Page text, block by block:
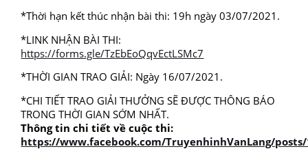
*Thời hạn kết thúc nhận bài thi: 19h ngày 03/07/2021.
*LINK NHẬN BÀI THI:
https://forms.gle/TzEbEoQqvEctLSMc7
*THỜI GIAN TRAO GIẢI: Ngày 16/07/2021.
*CHI TIẾT TRAO GIẢI THƯỞNG SẼ ĐƯỢC THÔNG BÁO
TRONG THỜI GIAN SỚM NHẤT.
Thông tin chi tiết về cuộc thi:
https://www.facebook.com/TruyenhinhVanLang/posts/